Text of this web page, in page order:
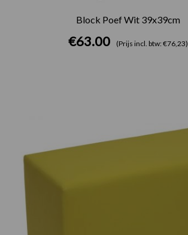
Block Poef Wit 39x39cm
€63.00 (Prijs incl. btw: €76,23)